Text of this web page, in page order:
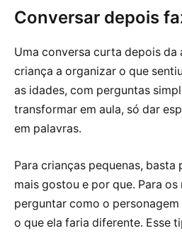
Conversar depois
Uma conversa curta depois da
criança a organizar o que
as idades, com perguntas
transformar em aula, só dar
em palavras.
Para crianças pequenas, basta
mais gostou e por que. Para
perguntar como o
o que ela faria diferente. Esse